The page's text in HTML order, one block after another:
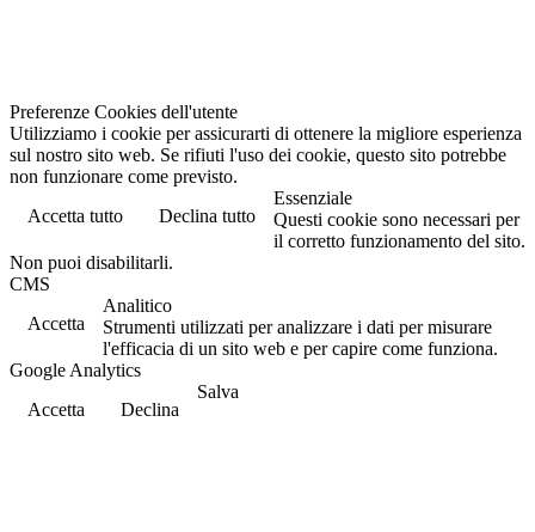
Preferenze Cookies dell'utente
Utilizziamo i cookie per assicurarti di ottenere la migliore esperienza
sul nostro sito web. Se rifiuti l'uso dei cookie, questo sito potrebbe
non funzionare come previsto.
Accetta tutto
Declina tutto
Essenziale
Questi cookie sono necessari per
il corretto funzionamento del sito.
Non puoi disabilitarli.
CMS
Accetta
Analitico
Strumenti utilizzati per analizzare i dati per misurare
l'efficacia di un sito web e per capire come funziona.
Google Analytics
Accetta
Declina
Salva